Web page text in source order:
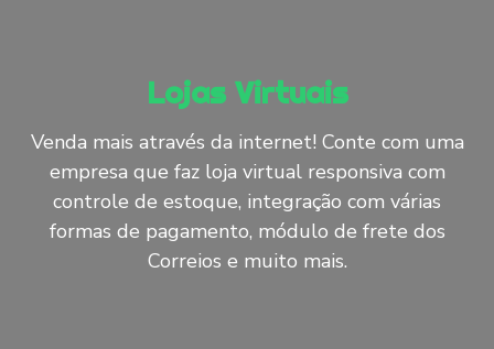
Lojas Virtuais
Venda mais através da internet! Conte com uma
empresa que faz loja virtual responsiva com
controle de estoque, integração com várias
formas de pagamento, módulo de frete dos
Correios e muito mais.